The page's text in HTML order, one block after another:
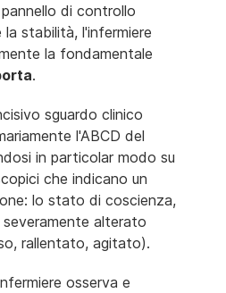
di controllo
la stabilità, l'infermiere
la fondamentale
.
sguardo clinico
l'ABCD del
in particolar modo su
che indicano un
lo stato di coscienza,
alterato
rallentato, agitato).
osserva e